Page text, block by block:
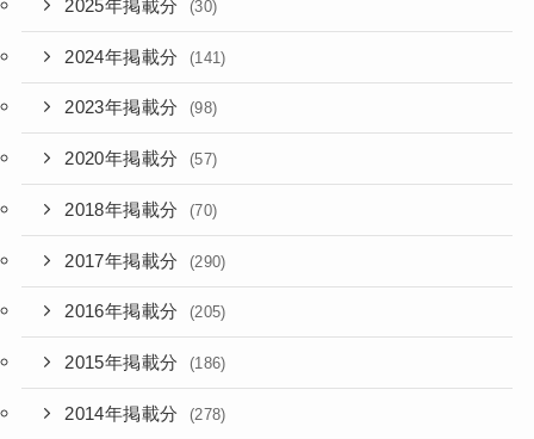
2025年掲載分 (30)
2024年掲載分 (141)
2023年掲載分 (98)
2020年掲載分 (57)
2018年掲載分 (70)
2017年掲載分 (290)
2016年掲載分 (205)
2015年掲載分 (186)
2014年掲載分 (278)